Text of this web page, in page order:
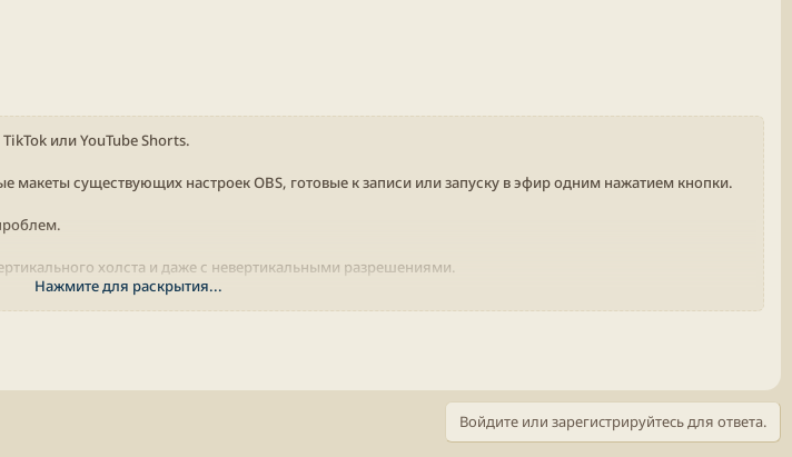
или YouTube Shorts.
макеты существующих настроек OBS, готовые к записи или запуску в эфир одним нажатием кнопки.
холста и даже с невертикальными разрешениями.
Нажмите для раскрытия...
Войдите или зарегистрируйтесь для ответа.